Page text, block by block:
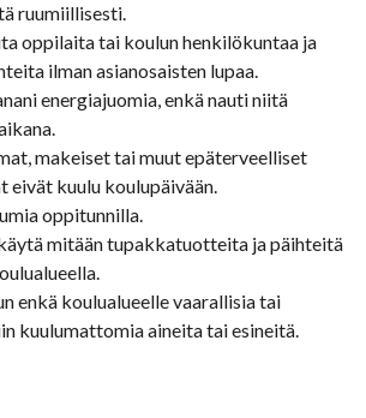
ruumiillisesti.
oppilaita tai koulun henkilökuntaa ja
ilman asianosaisten lupaa.
energiajuomia, enkä nauti niitä
makeiset tai muut epäterveelliset
eivät kuulu koulupäivään.
oppitunnilla.
mitään tupakkatuotteita ja päihteitä
enkä koulualueelle vaarallisia tai
kuulumattomia aineita tai esineitä.